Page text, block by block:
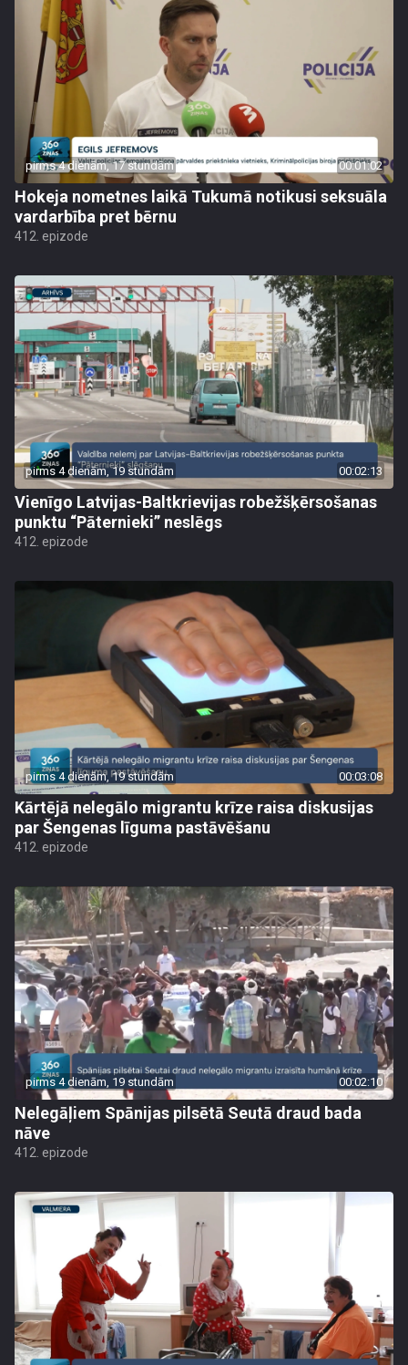
pirms 4 dienām, 17 stundām 00:01:02
Hokeja nometnes laikā Tukumā notikusi seksuāla
vardarbība pret bērnu
412. epizode
pirms 4 dienām, 19 stundām 00:02:13
Vienīgo Latvijas-Baltkrievijas robežšķērsošanas
punktu “Pāternieki” neslēgs
412. epizode
pirms 4 dienām, 19 stundām 00:03:08
Kārtējā nelegālo migrantu krīze raisa diskusijas
par Šengenas līguma pastāvēšanu
412. epizode
pirms 4 dienām, 19 stundām 00:02:10
Nelegāļiem Spānijas pilsētā Seutā draud bada
nāve
412. epizode